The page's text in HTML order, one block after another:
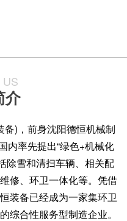
介
)，前身沈阳德恒机械制
内率先提出“绿色+机械化
除雪和清扫车辆、相关配
修、环卫一体化等。凭借
装备已经成为一家集环卫
综合性服务型制造企业。